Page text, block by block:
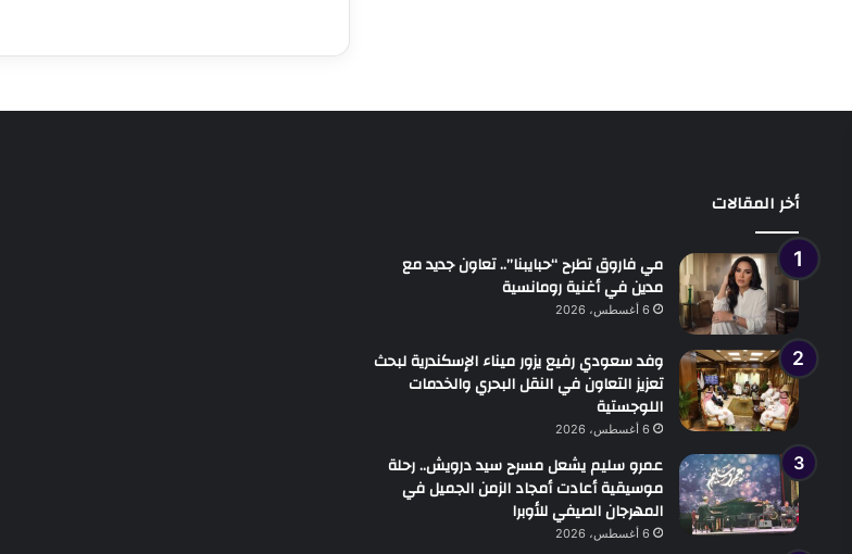
أخر المقالات
مي فاروق تطرح “حبايبنا”.. تعاون جديد مع
مدين في أغنية رومانسية
6 أغسطس، 2026
وفد سعودي رفيع يزور ميناء الإسكندرية لبحث
تعزيز التعاون في النقل البحري والخدمات
اللوجستية
6 أغسطس، 2026
عمرو سليم يشعل مسرح سيد درويش.. رحلة
موسيقية أعادت أمجاد الزمن الجميل في
المهرجان الصيفي للأوبرا
6 أغسطس، 2026